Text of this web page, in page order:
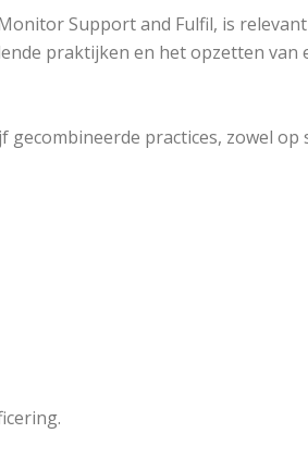
Support and Fulfil, is
praktijken en het opzetten van
practices, zowel